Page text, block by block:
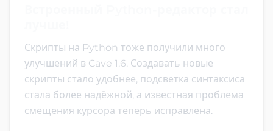
Скрипты на Python тоже получили много
улучшений в Cave 1.6. Создавать новые
скрипты стало удобнее, подсветка синтаксиса
стала более надёжной, а известная проблема
смещения курсора теперь исправлена.